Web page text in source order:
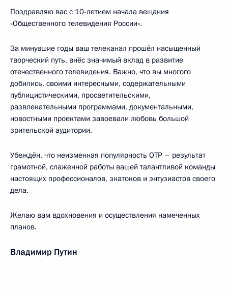
Поздравляю вас с 10-летием начала вещания
«Общественного телевидения России».
За минувшие годы ваш телеканал прошёл насыщенный
творческий путь, внёс значимый вклад в развитие
отечественного телевидения. Важно, что вы многого
добились, своими интересными, содержательными
публицистическими, просветительскими,
развлекательными программами, документальными,
новостными проектами завоевали любовь большой
зрительской аудитории.
Убеждён, что неизменная популярность ОТР – результат
грамотной, слаженной работы вашей талантливой команды
настоящих профессионалов, знатоков и энтузиастов своего
дела.
Желаю вам вдохновения и осуществления намеченных
планов.
Владимир Путин